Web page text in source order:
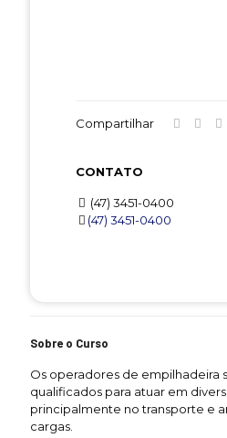
Compartilhar
CONTATO
(47) 3451-0400
(47) 3451-0400
Sobre o Curso
Os operadores de empilhadeira
qualificados para atuar em
principalmente no transporte e
cargas.